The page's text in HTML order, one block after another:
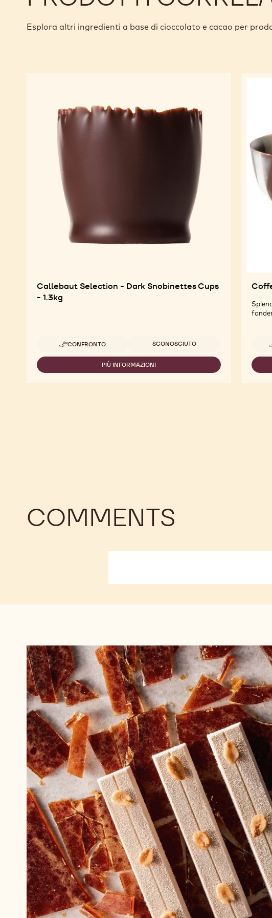
Esplora altri ingredienti a base di cioccolato e cacao per
Callebaut Selection - Dark Snobinettes Cups
- 1.3kg
CONFRONTO
-
CALLEBAUT
SELECTION
-
Dimensioni disponibili
SCONOSCIUTO
PIÙ INFORMAZIONI
-
COMMENTS